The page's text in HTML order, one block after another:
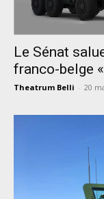
Le Sénat
franco-belge
Theatrum Belli - 20